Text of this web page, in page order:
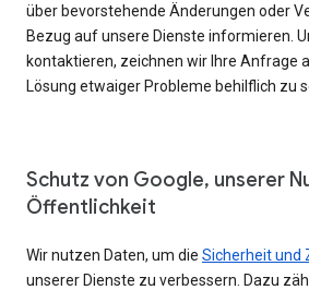
über bevorstehende Änderungen oder
Bezug auf unsere Dienste informieren.
kontaktieren, zeichnen wir Ihre Anfrage
Lösung etwaiger Probleme behilflich zu
Schutz von Google, unserer
Öffentlichkeit
Wir nutzen Daten, um die Sicherheit und
unserer Dienste zu verbessern. Dazu